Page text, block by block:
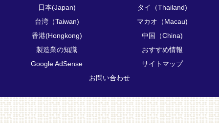
日本(Japan)
タイ（Thailand)
台湾（Taiwan)
マカオ（Macau)
香港(Hongkong)
中国（China)
製造業の知識
おすすめ情報
Google AdSense
サイトマップ
お問い合わせ